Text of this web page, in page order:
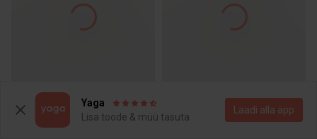
37
37
Högl
Yaga
Lisa toode & müü tasuta
Laadi alla äpp